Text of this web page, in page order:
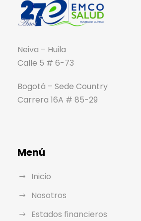
Neiva – Huila
Calle 5 # 6-73
Bogotá – Sede Country
Carrera 16A # 85-29
Menú
Inicio
Nosotros
Estados financieros